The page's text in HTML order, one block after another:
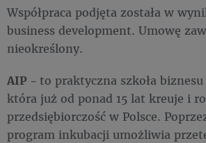
Współpraca podjęta została w
business development. Umowę
nieokreślony.
AIP - to praktyczna szkoła
która już od ponad 15 lat kreuje i
przedsiębiorczość w Polsce.
program inkubacji umożliwia